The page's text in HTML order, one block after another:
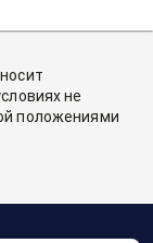
не
положениями